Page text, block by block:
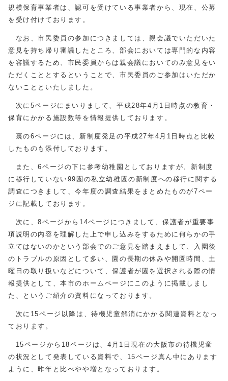
規模保育事業者は、認可を受けている事業者から、現在、公募
を受け付けております。
なお、市民委員の参加につきましては、親会議でいただいた
意見を持ち帰り審議したところ、部会においては専門的な内容
を審議するため、市民委員からは親会議においてのみ意見をい
ただくこととするということで、市民委員のご参加はいただか
ないことといたしました。
次に5ページにまいりまして、平成28年4月1日時点の教育・
保育にかかる施設数等を情報提供しております。
裏の6ページには、新制度発足の平成27年4月1日時点と比較
したものも添付しております。
また、6ページの下に参考幼稚園としておりますが、新制度
に移行していない99園の私立幼稚園の新制度への移行に関する
調査につきまして、今年度の調査結果をまとめたものが7ペー
ジに記載しております。
次に、8ページから14ページにつきまして、保護者が重要事
項説明の内容を理解した上で申し込みをするために何らかの手
立てはないのかという部会でのご意見を踏まえまして、入園後
のトラブルの原因として多い、園の長期の休みや開園時間、土
曜日の取り扱いなどについて、保護者が園を選択される際の情
報提供として、本市のホームページにこのように掲載しまし
た、というご紹介の資料になっております。
次に15ページ以降は、待機児童解消にかかる関連資料となっ
ております。
15ページから18ページは、4月1日現在の大阪市の待機児童
の状況として発表している資料で、15ページ真ん中にあります
ように、昨年と比べやや増となっております。